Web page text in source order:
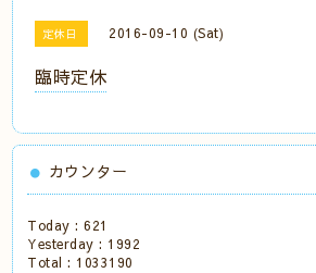
定休日 2016-09-10 (Sat)
臨時定休
カウンター
Today :621
Yesterday : 1992
Total : 1033190